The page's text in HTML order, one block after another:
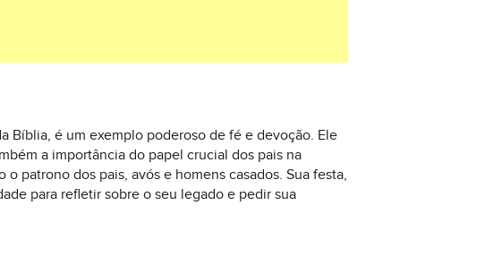
Bíblia, é um exemplo poderoso de fé e devoção. Ele
a importância do papel crucial dos pais na
patrono dos pais, avós e homens casados. Sua festa,
para refletir sobre o seu legado e pedir sua